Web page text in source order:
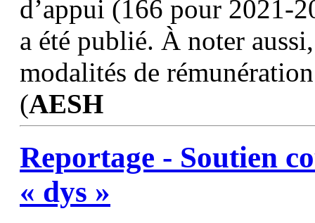
d’appui (166 pour 2021-
a été publié. À noter
modalités de
(AESH
Reportage - Soutien
« dys »